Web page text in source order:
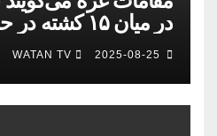
در میان ۱۵
بیمارستان
2025-08-25
WATAN TV